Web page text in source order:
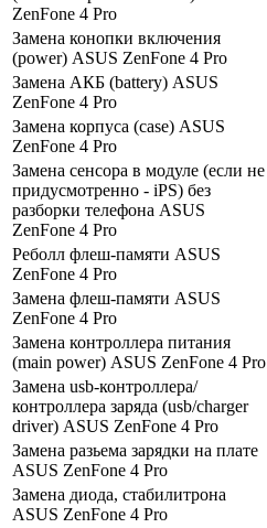
ZenFone 4 Pro
Замена конопки включения
(power) ASUS ZenFone 4 Pro
Замена АКБ (battery) ASUS
ZenFone 4 Pro
Замена корпуса (сase) ASUS
ZenFone 4 Pro
Замена сенсора в модуле (если не
придусмотренно - iPS) без
разборки телефона ASUS
ZenFone 4 Pro
Реболл флеш-памяти ASUS
ZenFone 4 Pro
Замена флеш-памяти ASUS
ZenFone 4 Pro
Замена контроллера питания
(main power) ASUS ZenFone 4 Pro
Замена usb-контроллерa/
контроллера заряда (usb/charger
driver) ASUS ZenFone 4 Pro
Замена разьема зарядки на плате
ASUS ZenFone 4 Pro
Замена диода, стабилитрона
ASUS ZenFone 4 Pro